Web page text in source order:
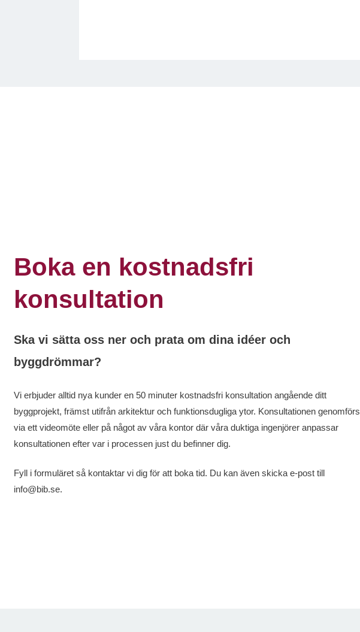
Boka en kostnadsfri
konsultation
Ska vi sätta oss ner och prata om dina idéer och
byggdrömmar?
Vi erbjuder alltid nya kunder en 50 minuter kostnadsfri konsultation angående ditt
byggprojekt, främst utifrån arkitektur och funktionsdugliga ytor. Konsultationen genomförs
via ett videomöte eller på något av våra kontor där våra duktiga ingenjörer anpassar
konsultationen efter var i processen just du befinner dig.
Fyll i formuläret så kontaktar vi dig för att boka tid. Du kan även skicka e-post till
info@bib.se.